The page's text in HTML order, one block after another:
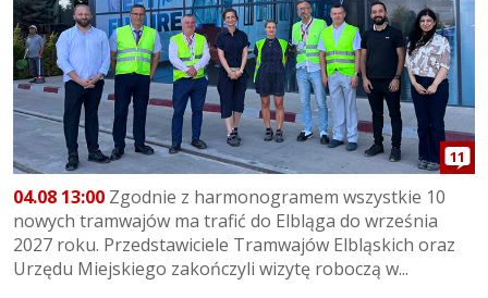
11
04.08 13:00 Zgodnie z harmonogramem wszystkie 10
nowych tramwajów ma trafić do Elbląga do września
2027 roku. Przedstawiciele Tramwajów Elbląskich oraz
Urzędu Miejskiego zakończyli wizytę roboczą w...